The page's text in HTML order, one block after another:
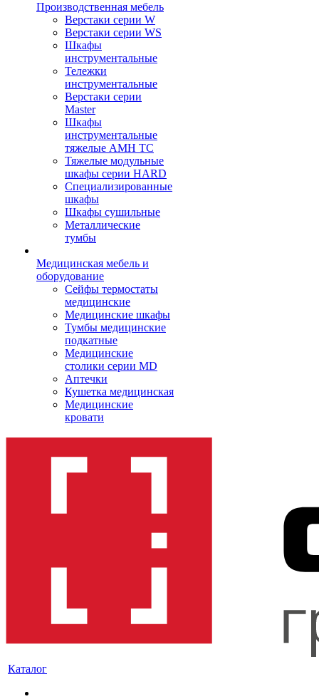
Производственная мебель
Верстаки серии W
Верстаки серии WS
Шкафы
инструментальные
Тележки
инструментальные
Верстаки серии
Master
Шкафы
инструментальные
тяжелые AMH TC
Тяжелые модульные
шкафы серии HARD
Cпециализированные
шкафы
Шкафы сушильные
Металлические
тумбы
Медицинская мебель и
оборудование
Сейфы термостаты
медицинские
Медицинские шкафы
Тумбы медицинские
подкатные
Медицинские
столики серии MD
Аптечки
Кушетка медицинская
Медицинские
кровати
Каталог